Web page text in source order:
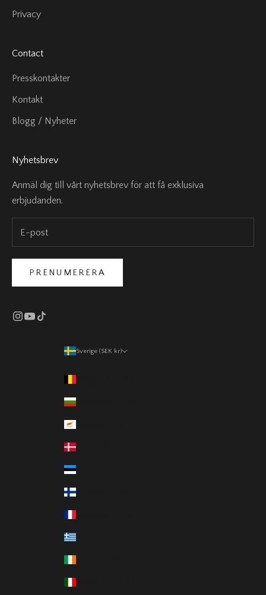
Privacy
Contact
Presskontakter
Kontakt
Blogg / Nyheter
Nyhetsbrev
Anmäl dig till vårt nyhetsbrev för att få exklusiva
erbjudanden.
PRENUMERERA
Sverige (SEK kr)
Bulgarien (EUR €)
Danmark (DKK kr.)
Estland (EUR €)
Finland (EUR €)
Grekland (EUR €)